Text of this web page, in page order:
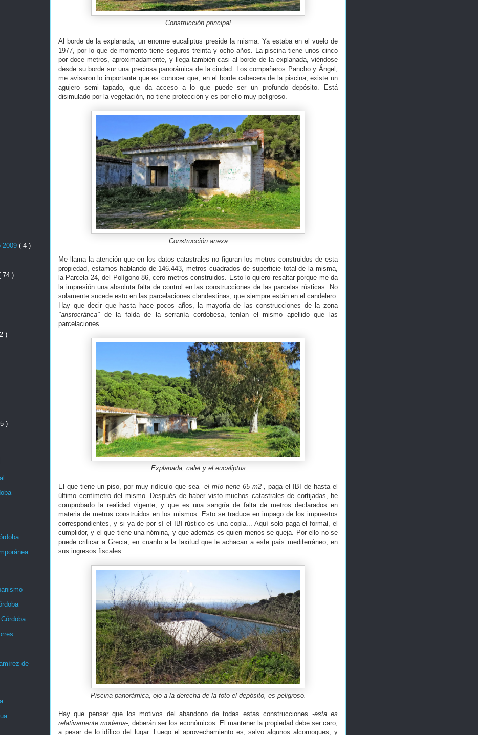
Construcción principal
Al borde de la explanada, un enorme eucaliptus preside la misma. Ya estaba en el vuelo de
1977, por lo que de momento tiene seguros treinta y ocho años. La piscina tiene unos cinco
por doce metros, aproximadamente, y llega también casi al borde de la explanada, viéndose
desde su borde sur una preciosa panorámica de la ciudad. Los compañeros Pancho y Ángel,
me avisaron lo importante que es conocer que, en el borde cabecera de la piscina, existe un
agujero semi tapado, que da acceso a lo que puede ser un profundo depósito. Está
disimulado por la vegetación, no tiene protección y es por ello muy peligroso.
Construcción anexa
Me llama la atención que en los datos catastrales no figuran los metros construidos de esta
propiedad, estamos hablando de 146.443, metros cuadrados de superficie total de la misma,
la Parcela 24, del Polígono 86, cero metros construidos. Esto lo quiero resaltar porque me da
la impresión una absoluta falta de control en las construcciones de las parcelas rústicas. No
solamente sucede esto en las parcelaciones clandestinas, que siempre están en el candelero.
Hay que decir que hasta hace pocos años, la mayoría de las construcciones de la zona
"aristocrática" de la falda de la serranía cordobesa, tenían el mismo apellido que las
parcelaciones.
Explanada, calet y el eucaliptus
El que tiene un piso, por muy ridículo que sea -el mío tiene 65 m2-, paga el IBI de hasta el
último centímetro del mismo. Después de haber visto muchos catastrales de cortijadas, he
comprobado la realidad vigente, y que es una sangría de falta de metros declarados en
materia de metros construidos en los mismos. Esto se traduce en impago de los impuestos
correspondientes, y si ya de por sí el IBI rústico es una copla... Aquí solo paga el formal, el
cumplidor, y el que tiene una nómina, y que además es quien menos se queja. Por ello no se
puede criticar a Grecia, en cuanto a la laxitud que le achacan a este país mediterráneo, en
sus ingresos fiscales.
Piscina panorámica, ojo a la derecha de la foto el depósito, es peligroso.
Hay que pensar que los motivos del abandono de todas estas construcciones -esta es
relativamente moderna-, deberán ser los económicos. El mantener la propiedad debe ser caro,
a pesar de lo idílico del lugar. Luego el aprovechamiento es, salvo algunos alcornoques, y
2009 ( 4 )
74 )
)
)
de